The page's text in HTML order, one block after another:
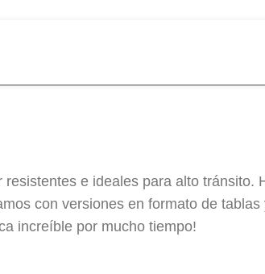
e ideales para alto tránsito.
con versiones en formato de tablas
increíble por mucho tiempo!